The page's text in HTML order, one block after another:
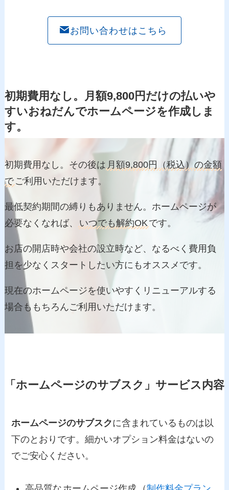
お問い合わせはこちら
初期費用なし。月額9,800円だけの払いや
すいおねだんでホームページを作成しま
す。
初期費用なし。その後は 月額9,800円（税込）の金額
で ご利用いただけます。
最低契約期間の縛りもありません。ホームページが
必要なくなれば、
いつでも解約OK です。
お店の開店時や会社の設立時など、なるべく費用負
担を少なくスタートしたい方にもオススメです。
現在のホームページを使いやすくリニューアルする
場合ももちろんご利用いただけます。
「ホームページのサブスク」サービス内容
ホームページのサブスクに含まれているものは以
下のとおりです。細かいオプション料金はないの
でご安心ください。